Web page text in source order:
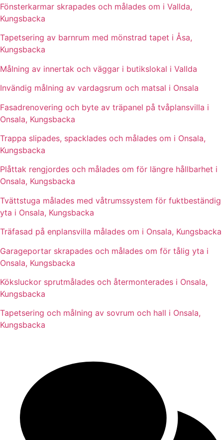
Fönsterkarmar skrapades och målades om i Vallda,
Kungsbacka
Tapetsering av barnrum med mönstrad tapet i Åsa,
Kungsbacka
Målning av innertak och väggar i butikslokal i Vallda
Invändig målning av vardagsrum och matsal i Onsala
Fasadrenovering och byte av träpanel på tvåplansvilla i
Onsala, Kungsbacka
Trappa slipades, spacklades och målades om i Onsala,
Kungsbacka
Plåttak rengjordes och målades om för längre hållbarhet i
Onsala, Kungsbacka
Tvättstuga målades med våtrumssystem för fuktbeständig
yta i Onsala, Kungsbacka
Träfasad på enplansvilla målades om i Onsala, Kungsbacka
Garageportar skrapades och målades om för tålig yta i
Onsala, Kungsbacka
Köksluckor sprutmålades och återmonterades i Onsala,
Kungsbacka
Tapetsering och målning av sovrum och hall i Onsala,
Kungsbacka